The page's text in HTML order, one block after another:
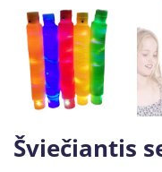
Šviečiantis